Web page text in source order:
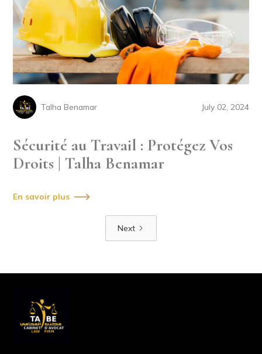
Talha Benamar July 02, 2024
Sécurité au Travail : Protégez Vos
Droits | Talha Benamar
En savoir plus
Next